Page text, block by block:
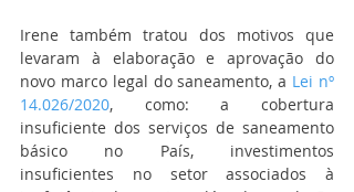
Irene também tratou dos motivos que
levaram à elaboração e aprovação do
novo marco legal do saneamento, a Lei nº
14.026/2020, como: a cobertura
insuficiente dos serviços de saneamento
básico no País, investimentos
insuficientes no setor associados à